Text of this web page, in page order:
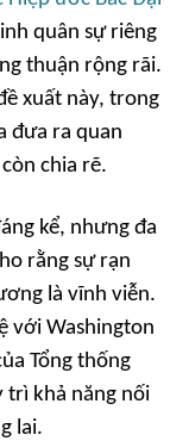
quân sự riêng
thuận rộng rãi.
xuất này, trong
đưa ra quan
chia rẽ.
kể, nhưng đa
rằng sự rạn
là vĩnh viễn.
với Washington
Tổng thống
trì khả năng nối
lai.